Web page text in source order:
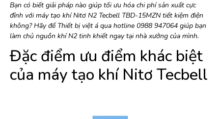
Bạn có biết giải pháp nào giúp tối ưu hóa chi phí sản xuất cực
đỉnh với máy tạo khí Nitơ N2 Tecbell TBD-15MZN tiết kiệm điện
không? Hãy để Thiết bị việt á qua hotline 0988 947064 giúp bạn
làm chủ nguồn khí N2 tinh khiết ngay tại nhà xưởng của mình.
Đặc điểm ưu điểm khác biệt
của máy tạo khí Nitơ Tecbell